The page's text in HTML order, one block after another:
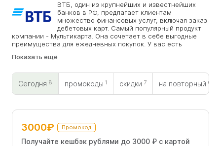
Сегодня 8 промокоды 1 скидки 7 на повторный 0
3000₽ Промокод
Получайте кешбэк рублями до 3000 ₽ с картой
ВТБ, один из крупнейших и известнейших
банков в РФ, предлагает клиентам
множество финансовых услуг, включая заказ
дебетовых карт. Самый популярный продукт
компании - Мультикарта. Она сочетает в себе выгодные
преимущества для ежедневных покупок. У вас есть
открыть дополнительно накопительный счет с
бесплатное SMS-информирование о транзакциях, онлайн-
сервисы для управления счетом, а также различные
бонусы и скидки и промокоды ВТБ.
Показать ещё